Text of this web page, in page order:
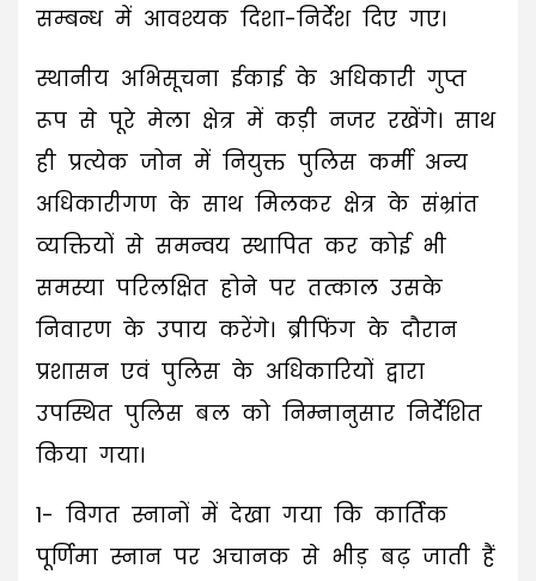
सम्बन्ध में आवश्यक दिशा-निर्देश दिए गए।
स्थानीय अभिसूचना ईकाई के अधिकारी गुप्त
रूप से पूरे मेला क्षेत्र में कड़ी नजर रखेंगे। साथ
ही प्रत्येक जोन में नियुक्त पुलिस कर्मी अन्य
अधिकारीगण के साथ मिलकर क्षेत्र के संभ्रांत
व्यक्तियों से समन्वय स्थापित कर कोई भी
समस्या परिलक्षित होने पर तत्काल उसके
निवारण के उपाय करेंगे। ब्रीफिंग के दौरान
प्रशासन एवं पुलिस के अधिकारियों द्वारा
उपस्थित पुलिस बल को निम्नानुसार निर्देशित
किया गया।
1- विगत स्नानों में देखा गया कि कार्तिक
पूर्णिमा स्नान पर अचानक से भीड़ बढ़ जाती हैं